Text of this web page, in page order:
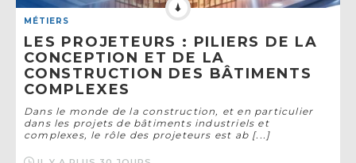
MÉTIERS
LES PROJETEURS : PILIERS DE LA
CONCEPTION ET DE LA
CONSTRUCTION DES BÂTIMENTS
COMPLEXES
Dans le monde de la construction, et en particulier
dans les projets de bâtiments industriels et
complexes, le rôle des projeteurs est ab [...]